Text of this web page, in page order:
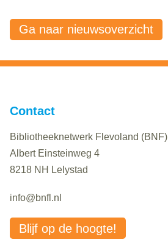
Ga naar nieuwsoverzicht
Contact
Bibliotheeknetwerk Flevoland (BNF)
Albert Einsteinweg 4
8218 NH Lelystad
info@bnfl.nl
Blijf op de hoogte!